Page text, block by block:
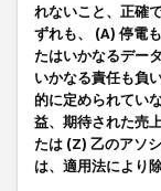
れないこと、正確
ずれも、 (A) 停電
たはいかなるデー
いかなる責任も負
的に定められてい
益、期待された売
たは (Z) 乙のアソ
は、適用法により